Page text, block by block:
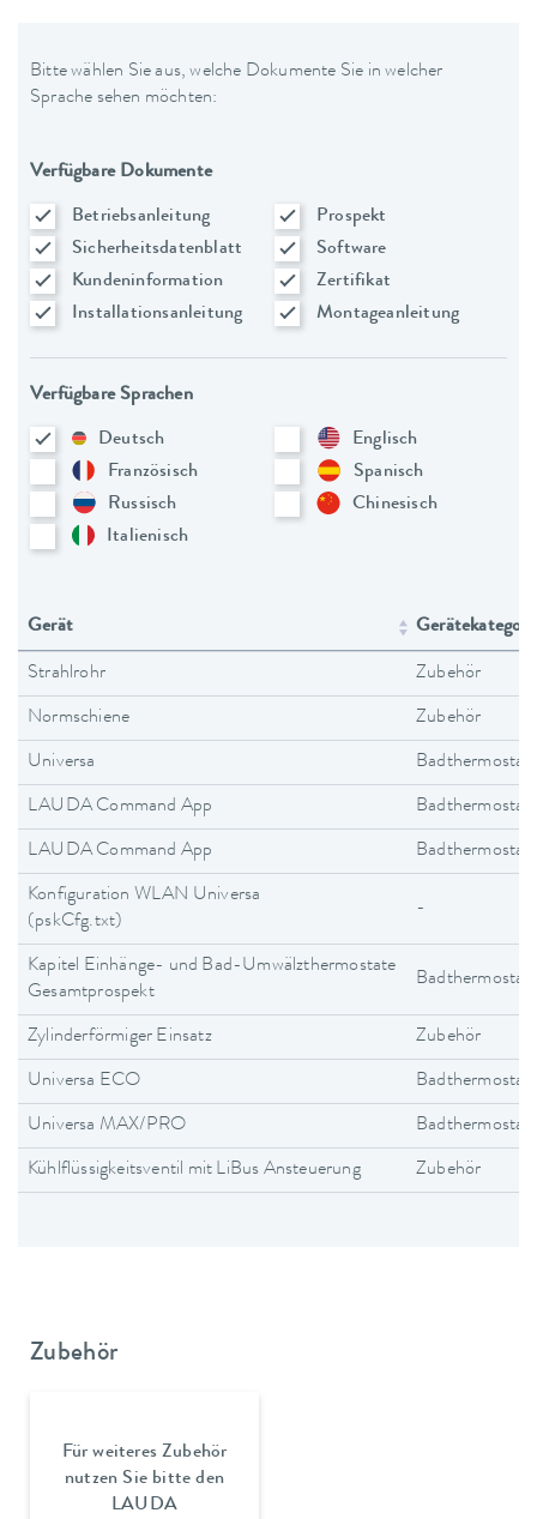
Bitte wählen Sie aus, welche Dokumente Sie in welcher
Sprache sehen möchten:
Verfügbare Dokumente
Betriebsanleitung
Prospekt
Sicherheitsdatenblatt
Software
Kundeninformation
Zertifikat
Installationsanleitung
Montageanleitung
Verfügbare Sprachen
Deutsch
Englisch
Französisch
Spanisch
Russisch
Chinesisch
Italienisch
Gerät
Strahlrohr Zubehör
Normschiene Zubehör
Universa
LAUDA Command App
LAUDA Command App
Konfiguration WLAN Universa
(pskCfg.txt)
-
Kapitel Einhänge- und Bad-Umwälzthermostate
Gesamtprospekt
Zylinderförmiger Einsatz Zubehör
Universa ECO
Universa MAX/PRO
Kühlflüssigkeitsventil mit LiBus Ansteuerung Zubehör
Zubehör
Für weiteres Zubehör
nutzen Sie bitte den
LAUDA